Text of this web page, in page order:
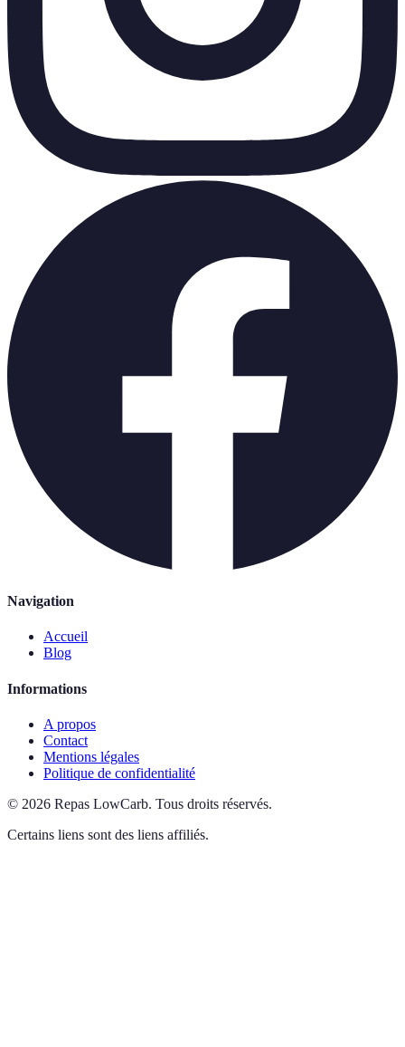
Navigation
Accueil
Blog
Informations
A propos
Contact
Mentions légales
Politique de confidentialité
© 2026 Repas LowCarb. Tous droits réservés.
Certains liens sont des liens affiliés.